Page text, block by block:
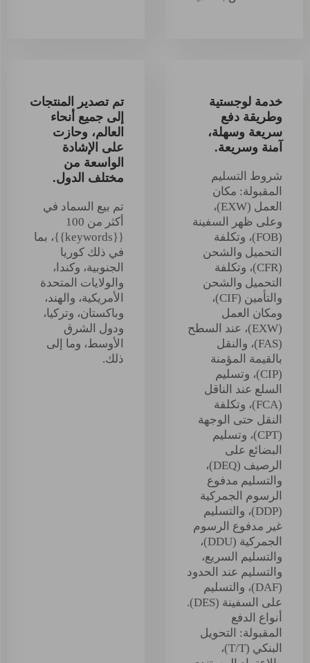
خدمة لوجستية
وطريقة دفع
سريعة وسهلة،
آمنة وسريعة.
شروط التسليم
المقبولة: مكان
العمل (EXW)،
وعلى ظهر السفينة
(FOB)، وتكلفة
التحميل والشحن
(CFR)، وتكلفة
التحميل والشحن
والتأمين (CIF)،
ومكان العمل
(EXW)، عند السطح
(FAS)، والنقل
بالقيمة المؤمنة
(CIP)، وتسليم
السلع عند الناقل
(FCA)، وتكلفة
النقل حتى الوجهة
(CPT)، وتسليم
البضائع على
الرصيف (DEQ)،
والتسليم مدفوع
الرسوم الجمركية
(DDP)، والتسليم
غير مدفوع الرسوم
الجمركية (DDU)،
والتسليم السريع،
والتسليم عند الحدود
(DAF)، والتسليم
على السفينة (DES).
أنواع الدفع
المقبولة: التحويل
البنكي (T/T)،
تم تصدير المنتجات
إلى جميع أنحاء
العالم، وحازت
على الإشادة
الواسعة من
مختلف الدول.
تم بيع السماد في
أكثر من 100
{{keywords}}، بما
في ذلك كوريا
الجنوبية، وكندا،
والولايات المتحدة
الأمريكية، والهند،
وباكستان، وتركيا،
ودول الشرق
الأوسط، وما إلى
ذلك.